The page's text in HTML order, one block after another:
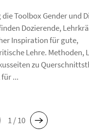
Toolbox Gender und
Dozierende,
Inspiration für gute,
Lehre. Methoden,
zu
...
1 / 10